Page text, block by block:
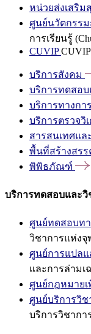
หน่วยส่งเสริม
ศูนย์นวัตกรรม
การเรียนรู้
CUVIPCUVIP
บริการสังคม
บริการทดสอบ
บริการทางกา
บริการตรวจ
สารสนเทศแล
พื้นที่สร้างสรร
พิพิธภัณฑ์
บริการทดสอบและวิ
ศูนย์ทดสอบท
วิชาการแห่งจุ
ศูนย์การแปลแ
และการล่ามเ
ศูนย์กฎหมาย
ศูนย์บริการวิ
บริการวิชาก